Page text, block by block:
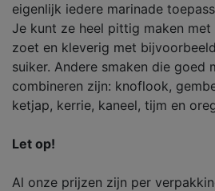
eigenlijk iedere marinade
Je kunt ze heel pittig maken
zoet en kleverig met
suiker. Andere smaken die goed
combineren zijn: knoflook,
ketjap, kerrie, kaneel, tijm en
Let op!
Al onze prijzen zijn per